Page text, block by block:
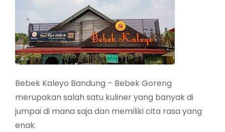
Bebek Kaleyo Bandung – Bebek Goreng
merupakan salah satu kuliner yang banyak di
jumpai di mana saja dan memiliki cita rasa yang
enak.